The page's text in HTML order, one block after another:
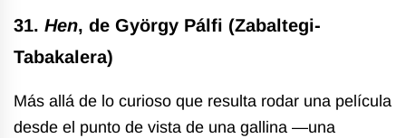
31. Hen, de György Pálfi (Zabaltegi-
Tabakalera)
Más allá de lo curioso que resulta rodar una película
desde el punto de vista de una gallina —una